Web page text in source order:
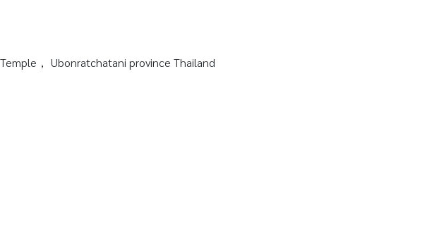
， Ubonratchatani province Thailand